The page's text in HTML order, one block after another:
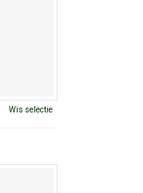
Wis selectie